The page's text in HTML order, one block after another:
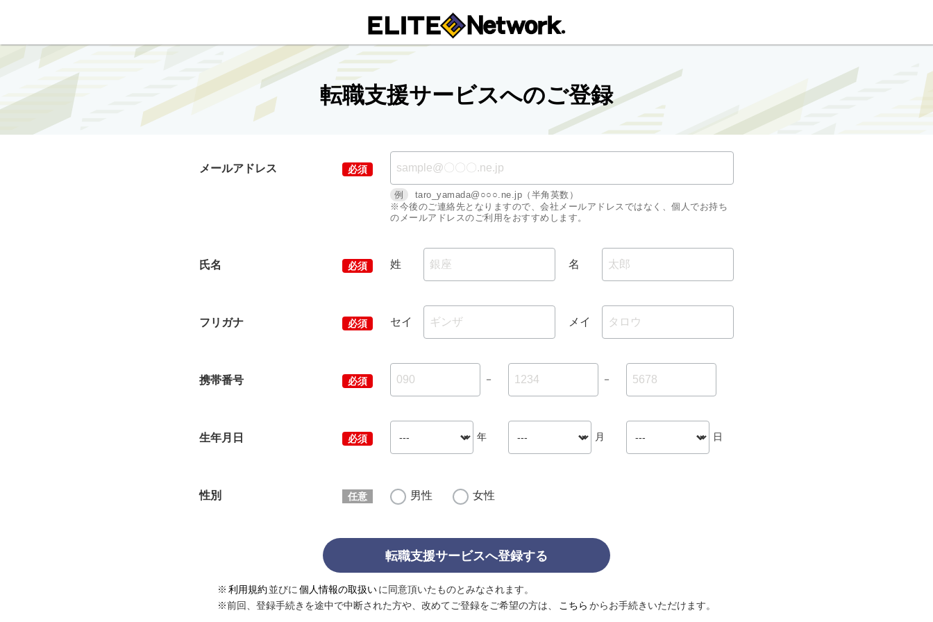
転職支援サービスへのご登録
メールアドレス
例
taro_yamada@○○○.ne.jp（半角英数）
※今後のご連絡先となりますので、会社メールアドレスではなく、個人でお持ち
のメールアドレスのご利用をおすすめします。
氏名 姓 名
フリガナ セイ メイ
携帯番号 － －
生年月日 年 月 日
性別 男性 女性
転職支援サービスへ登録する
※ 利用規約 並びに 個人情報の取扱いに同意頂いたものとみなされます。
※前回、登録手続きを途中で中断された方や、改めてご登録をご希望の方は、
こちら からお手続きいただけます。